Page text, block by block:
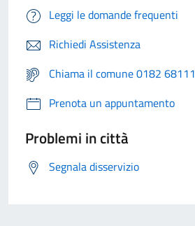
Leggi le domande frequenti
Richiedi Assistenza
Chiama il comune 0182 68111
Prenota un appuntamento
Problemi in città
Segnala disservizio